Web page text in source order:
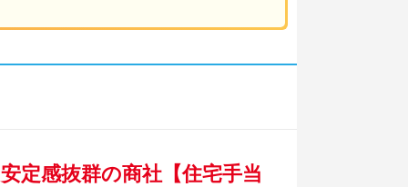
定感抜群の商社【住宅手当